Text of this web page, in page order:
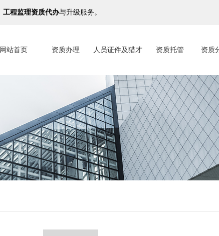
工程监理资质代办与升级服务。
网站首页 资质办理 人员证件及猎才 资质托管 资质